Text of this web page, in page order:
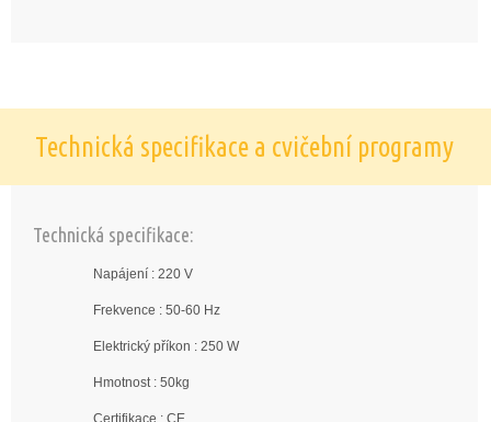
Technická specifikace a cvičební programy
Technická specifikace:
Napájení : 220 V
Frekvence : 50-60 Hz
Elektrický příkon : 250 W
Hmotnost : 50kg
Certifikace : CE